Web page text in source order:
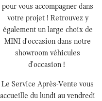
pour vous accompagner dans
votre projet ! Retrouvez y
également un large choix de
MINI d'occasion dans notre
showroom véhicules
d'occasion !
Le Service Après-Vente vous
accueille du lundi au vendredi